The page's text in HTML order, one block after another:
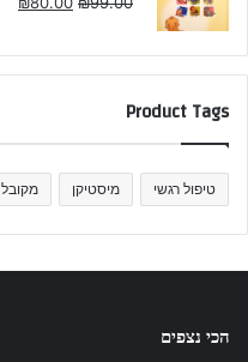
Product Tags
טיפול רגשי מיסטיקן מקובל
הכי נצפים